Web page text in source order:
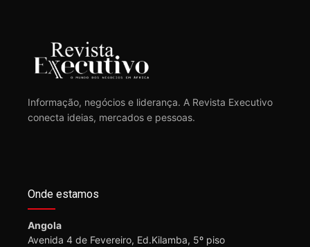
Informação, negócios e liderança. A Revista Executivo
conecta ideias, mercados e pessoas.
Onde estamos
Angola
Avenida 4 de Fevereiro, Ed.Kilamba, 5º piso